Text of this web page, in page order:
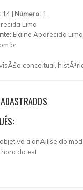
14 | Número: 1
Lima
Elaine Aparecida
conceitual,
a anÃ¡lise do
da est